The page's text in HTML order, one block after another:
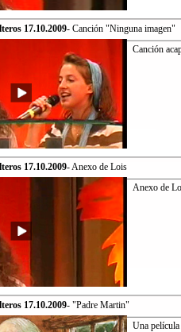
17.10.2009- Canción "Ninguna imagen"
Canción
17.10.2009- Anexo de Lois
Anexo de
17.10.2009- "Padre Martin"
Una